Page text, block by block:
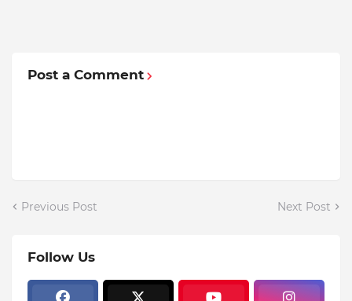
Post a Comment
Previous Post Next Post
Follow Us